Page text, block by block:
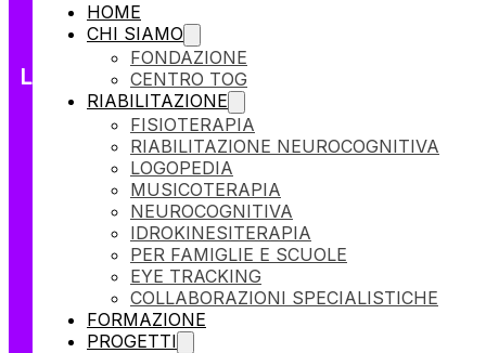
HOME
CHI SIAMO
FONDAZIONE
CENTRO TOG
RIABILITAZIONE
FISIOTERAPIA
RIABILITAZIONE NEUROCOGNITIVA
LOGOPEDIA
MUSICOTERAPIA
NEUROCOGNITIVA
IDROKINESITERAPIA
PER FAMIGLIE E SCUOLE
EYE TRACKING
COLLABORAZIONI SPECIALISTICHE
FORMAZIONE
PROGETTI
Regali solidali
Volontariato
Legal e Info Utili
Privacy Policy
Cookie Policy
Lavora con Noi
Amministrazione Trasparente
Manifesto
Media Kit